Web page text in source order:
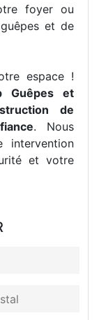
foyer ou
et de
espace !
Guêpes et
de
. Nous
intervention
et votre